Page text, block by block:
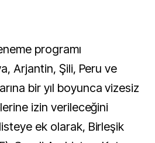
programı
Arjantin, Şili, Peru ve
bir yıl boyunca vizesiz
izin verileceğini
ek olarak, Birleşik